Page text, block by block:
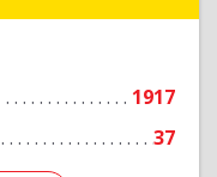
1917
37